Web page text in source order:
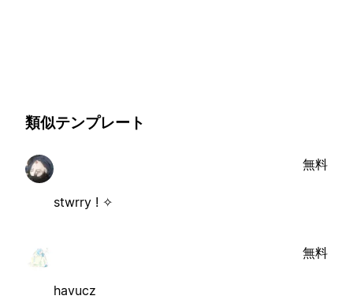
類似テンプレート
stwrry ! ✧
無料
havucz
無料